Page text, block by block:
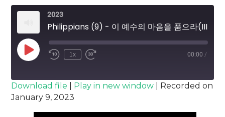
EMBED
2023
Play
Episode
1x 00:00 /
SUBSCRIBE SHARE
SHARE
Download file Play in new window
Recorded on
January 9, 2023